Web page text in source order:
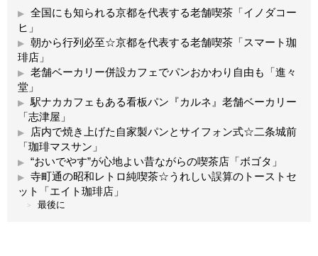
全国にも知られる京都を代表する老舗喫茶「イノダコー
ヒ」
朝から行列必至☆京都を代表する老舗喫茶「スマート珈
琲店」
老舗ベーカリー併設カフェでパンおかわり自由も「進々
堂」
駅ナカカフェもある看板パン『カルネ』老舗ベーカリー
「志津屋」
店内で焼き上げた自家製パンとサイフォン式☆二条城前
「珈琲マスサン」
“おいでやす”が心地よい昔ながらの喫茶店「ボゴタ」
寺町通の昭和レトロ純喫茶☆うれしい誤算のトーストセ
ット「エイト珈琲店」
最後に